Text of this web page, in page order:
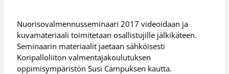
Nuorisovalmennusseminaari 2017 videoidaan ja
kuvamateriaali toimitetaan osallistujille jälkikäteen.
Seminaarin materiaalit jaetaan sähköisesti
Koripalloliiton valmentajakoulutuksen
oppimisympäristön Susi Campuksen kautta.